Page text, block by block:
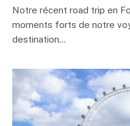
Notre récent road trip en
moments forts de notre
destination…